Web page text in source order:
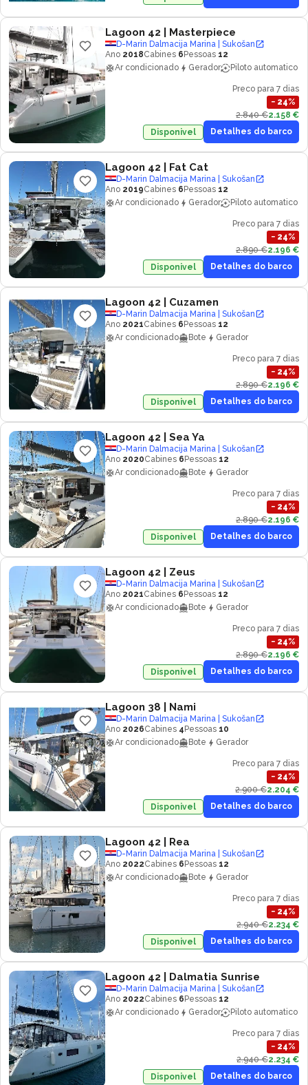
Lagoon 42 | Masterpiece
D-Marin Dalmacija Marina | Sukošan
Ano 2018Cabines 6 Pessoas 12
Ar condicionado
Gerador Piloto automatico
Preco para 7 dias
− 24%
2.840 €2.158 €
Disponivel
Detalhes do barco
Lagoon 42 | Fat Cat
D-Marin Dalmacija Marina | Sukošan
Ano 2019Cabines 6 Pessoas 12
Ar condicionado
Gerador Piloto automatico
Preco para 7 dias
− 24%
2.890 €2.196 €
Disponivel
Detalhes do barco
Lagoon 42 | Cuzamen
D-Marin Dalmacija Marina | Sukošan
Ano 2021Cabines 6 Pessoas 12
Ar condicionado
Bote Gerador
Preco para 7 dias
− 24%
2.890 €2.196 €
Disponivel
Detalhes do barco
Lagoon 42 | Sea Ya
D-Marin Dalmacija Marina | Sukošan
Ano 2020Cabines 6 Pessoas 12
Ar condicionado
Bote Gerador
Preco para 7 dias
− 24%
2.890 €2.196 €
Disponivel
Detalhes do barco
Lagoon 42 | Zeus
D-Marin Dalmacija Marina | Sukošan
Ano 2021Cabines 6 Pessoas 12
Ar condicionado
Bote Gerador
Preco para 7 dias
− 24%
2.890 €2.196 €
Disponivel
Detalhes do barco
Lagoon 38 | Nami
D-Marin Dalmacija Marina | Sukošan
Ano 2026Cabines 4 Pessoas 10
Ar condicionado
Bote Gerador
Preco para 7 dias
− 24%
2.900 €2.204 €
Disponivel
Detalhes do barco
Lagoon 42 | Rea
D-Marin Dalmacija Marina | Sukošan
Ano 2022Cabines 6 Pessoas 12
Ar condicionado
Bote Gerador
Preco para 7 dias
− 24%
2.940 €2.234 €
Disponivel
Detalhes do barco
Lagoon 42 | Dalmatia Sunrise
D-Marin Dalmacija Marina | Sukošan
Ano 2022Cabines 6 Pessoas 12
Ar condicionado
Gerador Piloto automatico
Preco para 7 dias
− 24%
2.940 €2.234 €
Disponivel
Detalhes do barco